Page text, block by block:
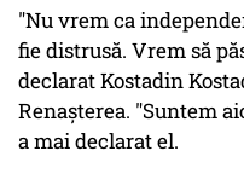
"Nu vrem ca
fie distrusă. Vrem să
declarat Kostadin
Renaşterea. "Suntem
a mai declarat el.